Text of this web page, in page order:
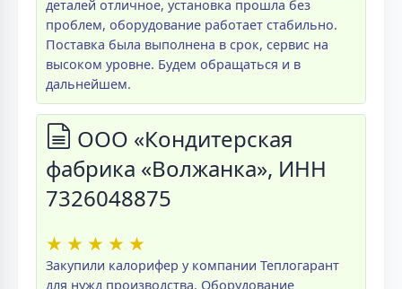
деталей отличное, установка прошла без
проблем, оборудование работает стабильно.
Поставка была выполнена в срок, сервис на
высоком уровне. Будем обращаться и в
дальнейшем.
ООО «Кондитерская
фабрика «Волжанка», ИНН
7326048875
★ ★ ★ ★ ★
Закупили калорифер у компании Теплогарант
для нужд производства. Оборудование